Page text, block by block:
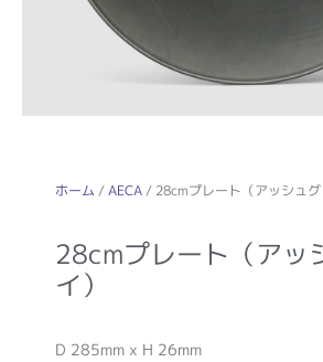
ホーム /AECA/ 28cmプレート（アッシュグ
28cmプレート（アッ
イ）
D 285mm x H 26mm